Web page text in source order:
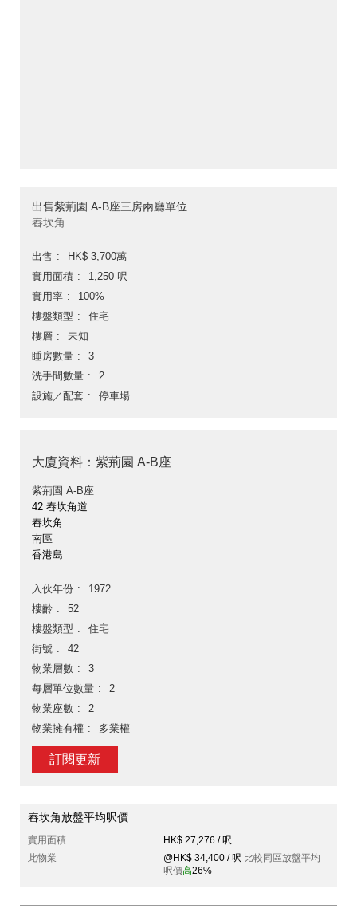
出售紫荊園 A-B座三房兩廳單位
舂坎角
出售
HK$ 3,700萬
實用面積
1,250 呎
實用率
100%
樓盤類型
住宅
樓層
未知
睡房數量
3
洗手間數量
2
設施／配套
停車場
大廈資料：紫荊園 A-B座
紫荊園 A-B座
42 舂坎角道
舂坎角
南區
香港島
入伙年份
1972
樓齡
52
樓盤類型
住宅
街號
42
物業層數
3
每層單位數量
2
物業座數
2
物業擁有權
多業權
訂閱更新
舂坎角放盤平均呎價
實用面積
HK$ 27,276 / 呎
此物業
@HK$ 34,400 / 呎 比較同區放盤平均
呎價高26%